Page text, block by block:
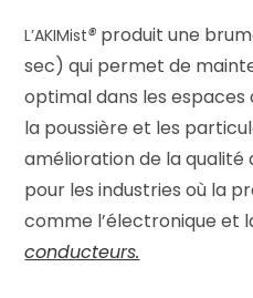
L’AKIMist® produit une
sec) qui permet de
optimal dans les espaces
la poussière et les
amélioration de la qualité
pour les industries où la
comme l’électronique et
conducteurs.